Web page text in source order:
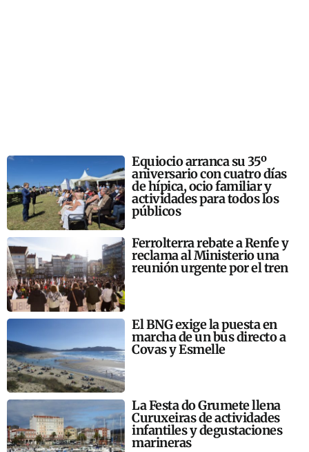
Equiocio arranca su 35º
aniversario con cuatro días
de hípica, ocio familiar y
actividades para todos los
públicos
Ferrolterra rebate a Renfe y
reclama al Ministerio una
reunión urgente por el tren
El BNG exige la puesta en
marcha de un bus directo a
Covas y Esmelle
La Festa do Grumete llena
Curuxeiras de actividades
infantiles y degustaciones
marineras